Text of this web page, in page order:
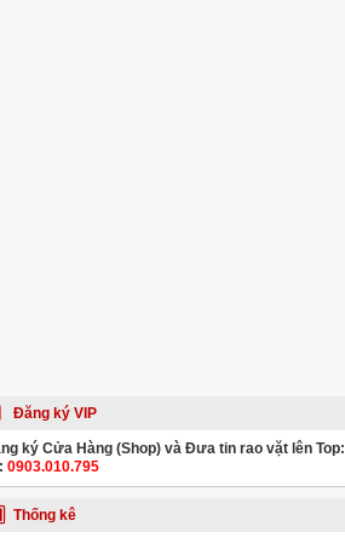
Đăng ký VIP
ký Cửa Hàng (Shop) và Đưa tin rao vặt lên Top:
0903.010.795
Thống kê